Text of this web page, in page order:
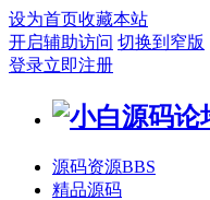
设为首页收藏本站
开启辅助访问 切换到窄版
登录立即注册
源码资源BBS
精品源码